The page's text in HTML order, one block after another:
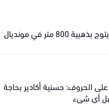
العداء عماد بوشجدة يتوج بذهبية 800 متر في مونديال
الحروف: حسنية أكادير بحاجة
أي شيء